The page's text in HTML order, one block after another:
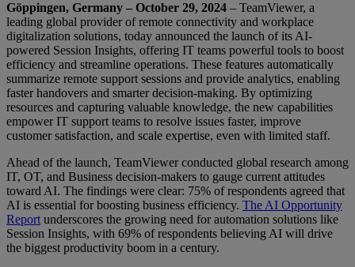
Göppingen, Germany – October 29, 2024 – TeamViewer, a
leading global provider of remote connectivity and workplace
digitalization solutions, today announced the launch of its AI-
powered Session Insights, offering IT teams powerful tools to boost
efficiency and streamline operations. These features automatically
summarize remote support sessions and provide analytics, enabling
faster handovers and smarter decision-making. By optimizing
resources and capturing valuable knowledge, the new capabilities
empower IT support teams to resolve issues faster, improve
customer satisfaction, and scale expertise, even with limited staff.
Ahead of the launch, TeamViewer conducted global research among
IT, OT, and Business decision-makers to gauge current attitudes
toward AI. The findings were clear: 75% of respondents agreed that
AI is essential for boosting business efficiency. The AI Opportunity
Report underscores the growing need for automation solutions like
Session Insights, with 69% of respondents believing AI will drive
the biggest productivity boom in a century.